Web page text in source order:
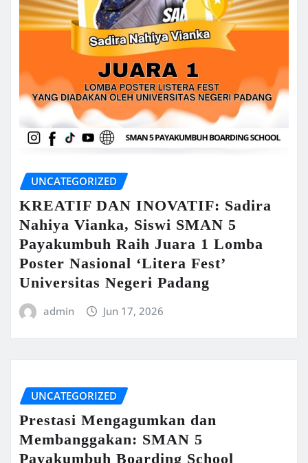
UNCATEGORIZED
KREATIF DAN INOVATIF: Sadira
Nahiya Vianka, Siswi SMAN 5
Payakumbuh Raih Juara 1 Lomba
Poster Nasional ‘Litera Fest’
Universitas Negeri Padang
admin Jun 17, 2026
UNCATEGORIZED
Prestasi Mengagumkan dan
Membanggakan: SMAN 5
Payakumbuh Boarding School